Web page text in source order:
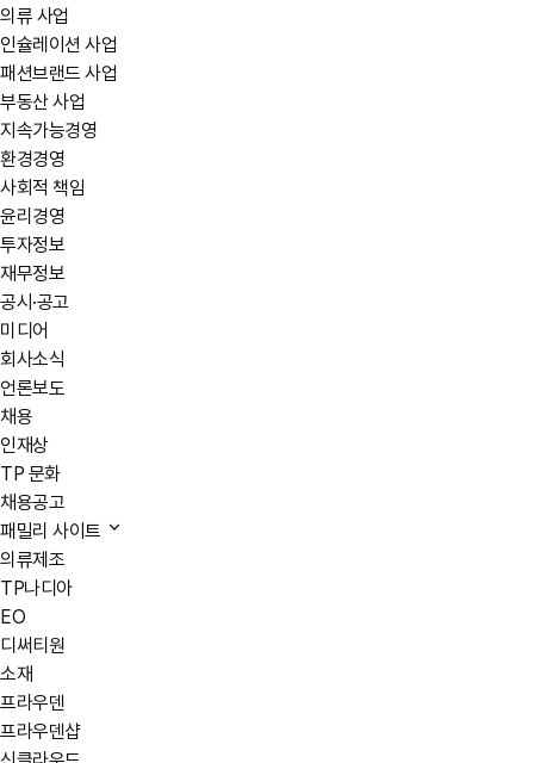
의류 사업
인슐레이션 사업
패션브랜드 사업
부동산 사업
지속가능경영
환경경영
사회적 책임
윤리경영
투자정보
재무정보
공시·공고
미디어
회사소식
언론보도
채용
인재상
TP 문화
채용공고
패밀리 사이트
의류제조
TP나디아
EO
디써티원
소재
프라우덴
프라우덴샵